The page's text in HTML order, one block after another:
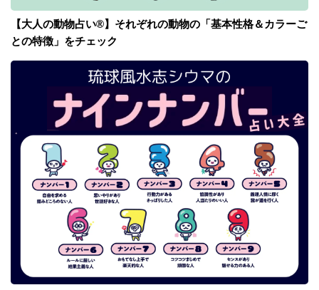
【大人の動物占い®】それぞれの動物の「基本性格＆カラーご
との特徴」をチェック